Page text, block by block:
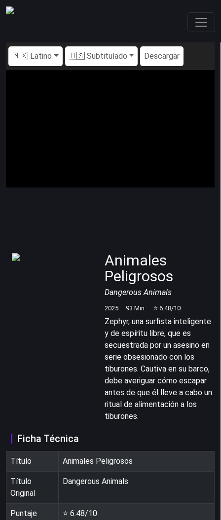
🇲🇽 Latino 🇺🇸 Subtitulado Descargar
Animales
Peligrosos
Dangerous Animals
2025 93 Min. ⭐ 6.48/10
Zephyr, una surfista inteligente
y de espíritu libre, que es
secuestrada por un asesino en
serie obsesionado con los
tiburones. Cautiva en su barco,
debe averiguar cómo escapar
antes de que él lleve a cabo un
ritual de alimentación a los
tiburones.
Ficha Técnica
Título Animales Peligrosos
Título
Original
Dangerous Animals
Puntaje ⭐ 6.48/10